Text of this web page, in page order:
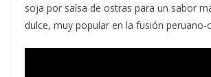
soja por salsa de ostras para un sabor
dulce, muy popular en la fusión peruano-